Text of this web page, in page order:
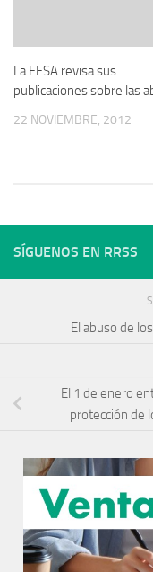
La EFSA revisa sus
publicaciones sobre las
22 NOVIEMBRE, 2012
SÍGUENOS EN RRSS
El abuso de
El 1 de enero
protección de